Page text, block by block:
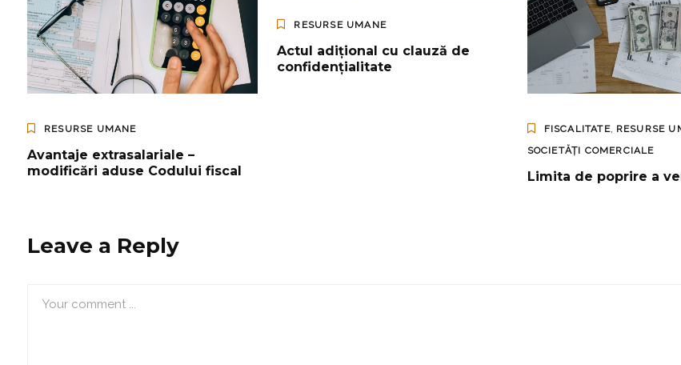
RESURSE UMANE
Avantaje extrasalariale –
modificări aduse Codului fiscal
RESURSE UMANE
Actul adițional cu clauză de
confidențialitate
FISCALITATE, RESURSE
SOCIETĂȚI COMERCIALE
Limita de poprire a
Leave a Reply